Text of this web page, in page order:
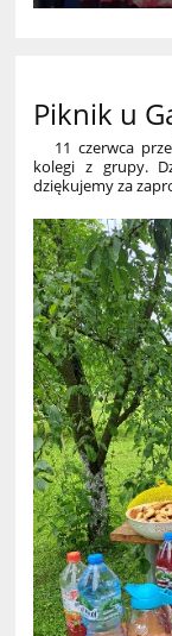
Piknik u
11 czerwca
kolegi z grupy.
dziękujemy za